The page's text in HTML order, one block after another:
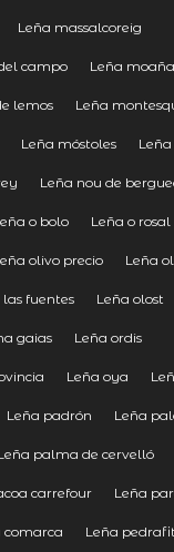
Leña massalcoreig
campo Leña moaña
lemos Leña
Leña móstoles
Leña nou de
o bolo Leña o rosal
olivo precio Leña
fuentes Leña olost
gaias Leña ordis
Leña oya
Leña padrón Leña
palma de cervelló
carrefour Leña
Leña